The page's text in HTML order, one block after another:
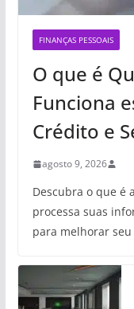
FINANÇAS PESSOAIS
O que é
Funciona
Crédito e
agosto 9, 2026
Descubra o que é
processa suas
para melhorar